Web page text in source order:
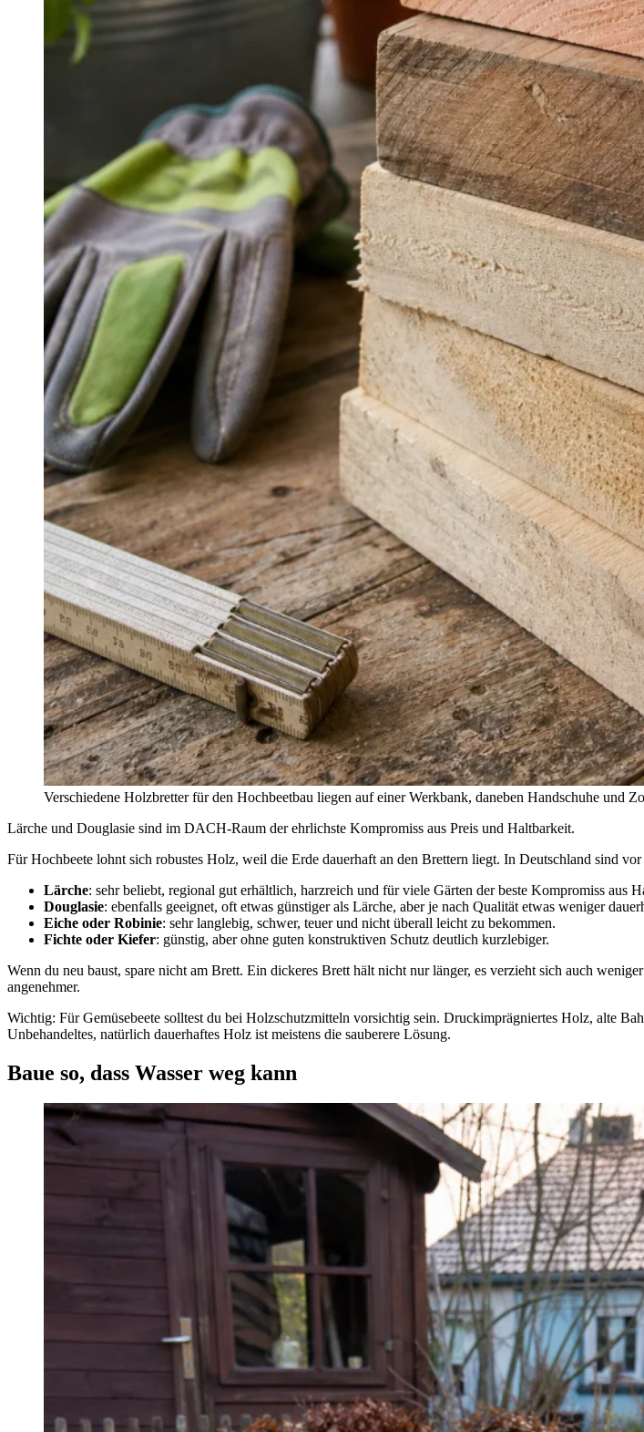
Verschiedene Holzbretter für den Hochbeetbau liegen auf einer Werkbank, daneben Handschuhe und
Lärche und Douglasie sind im DACH-Raum der ehrlichste Kompromiss aus Preis und Haltbarkeit.
Für Hochbeete lohnt sich robustes Holz, weil die Erde dauerhaft an den Brettern liegt. In Deutschland sind
Lärche: sehr beliebt, regional gut erhältlich, harzreich und für viele Gärten der beste Kompromiss aus
Douglasie: ebenfalls geeignet, oft etwas günstiger als Lärche, aber je nach Qualität etwas weniger
Eiche oder Robinie: sehr langlebig, schwer, teuer und nicht überall leicht zu bekommen.
Fichte oder Kiefer: günstig, aber ohne guten konstruktiven Schutz deutlich kurzlebiger.
Wenn du neu baust, spare nicht am Brett. Ein dickeres Brett hält nicht nur länger, es verzieht sich auch
angenehmer.
Wichtig: Für Gemüsebeete solltest du bei Holzschutzmitteln vorsichtig sein. Druckimprägniertes Holz, alte
Unbehandeltes, natürlich dauerhaftes Holz ist meistens die sauberere Lösung.
Baue so, dass Wasser weg kann